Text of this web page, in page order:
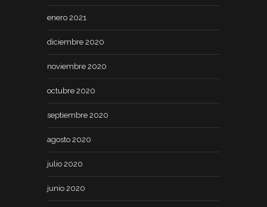
enero 2021
diciembre 2020
noviembre 2020
octubre 2020
septiembre 2020
agosto 2020
julio 2020
junio 2020